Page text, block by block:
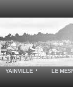
YAINVILLE LE